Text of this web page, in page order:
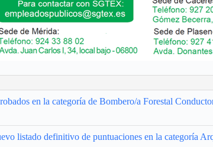
en la categoría de Bombero/a Forestal
listado definitivo de puntuaciones en la categoría